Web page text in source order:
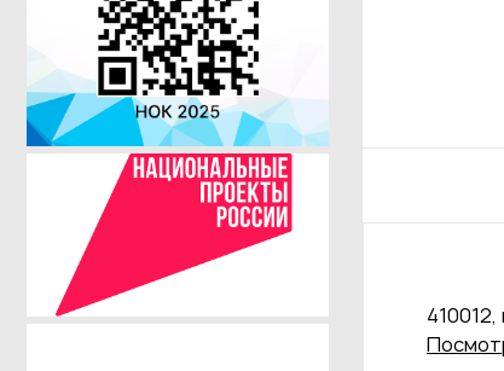
410012,